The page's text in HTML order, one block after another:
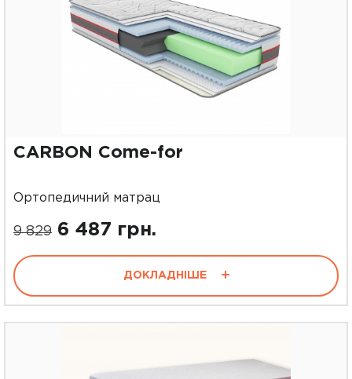
CARBON Come-for
Ортопедичний матрац
9 829 6 487 грн.
ДОКЛАДНІШЕ